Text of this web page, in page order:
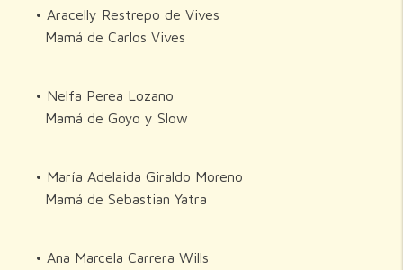
• Aracelly Restrepo de Vives
Mamá de Carlos Vives
• Nelfa Perea Lozano
Mamá de Goyo y Slow
• María Adelaida Giraldo Moreno
Mamá de Sebastian Yatra
• Ana Marcela Carrera Wills